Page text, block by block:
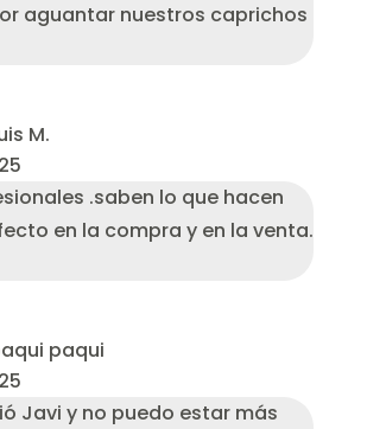
aguantar nuestros caprichos
M.
.saben lo que hacen
en la compra y en la venta.
paqui
Javi y no puedo estar más